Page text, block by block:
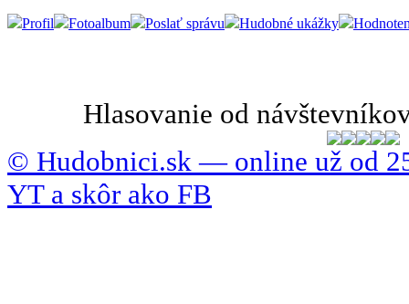
Profil Fotoalbum Poslať správu Hudobné ukážky
Hlasovanie od
© Hudobnici.sk — online už od
YT a skôr ako FB